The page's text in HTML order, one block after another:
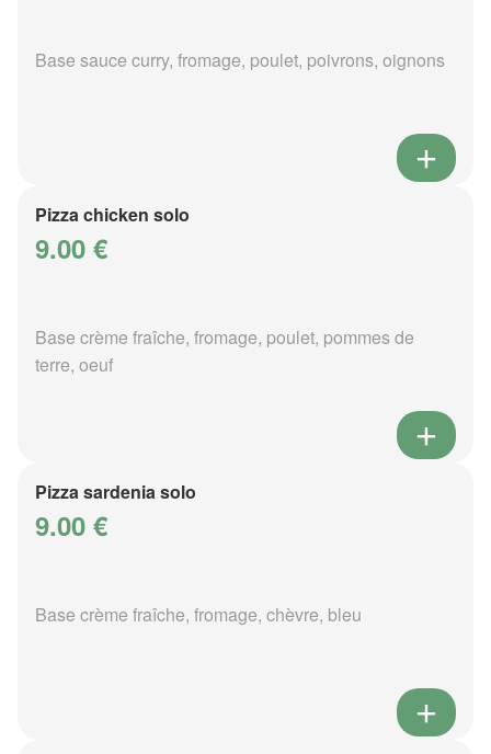
Base sauce curry, fromage, poulet, poivrons, oignons
Pizza chicken solo
9.00 €
Base crème fraîche, fromage, poulet, pommes de
terre, oeuf
Pizza sardenia solo
9.00 €
Base crème fraîche, fromage, chèvre, bleu